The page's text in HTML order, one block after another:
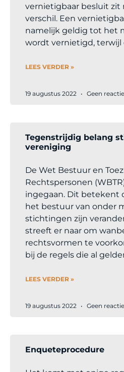
vernietigbaar besluit zit
verschil. Een
namelijk geldig tot het
wordt vernietigd, terwijl
LEES VERDER »
19 augustus 2022 Geen
Tegenstrijdig belang
vereniging
De Wet Bestuur en
Rechtspersonen
ingegaan. Dit betekent
het bestuur van onder
stichtingen zijn
streeft er naar om
rechtsvormen te
bij de regels die al
LEES VERDER »
19 augustus 2022 Geen
Enqueteprocedure